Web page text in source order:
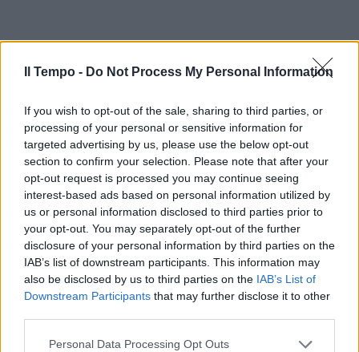
Il Tempo - Do Not Process My Personal Information
If you wish to opt-out of the sale, sharing to third parties, or
processing of your personal or sensitive information for
targeted advertising by us, please use the below opt-out
section to confirm your selection. Please note that after your
opt-out request is processed you may continue seeing
interest-based ads based on personal information utilized by
us or personal information disclosed to third parties prior to
your opt-out. You may separately opt-out of the further
disclosure of your personal information by third parties on the
IAB’s list of downstream participants. This information may
also be disclosed by us to third parties on the IAB’s List of
Downstream Participants that may further disclose it to other
Personal Data Processing Opt Outs
In evidenza